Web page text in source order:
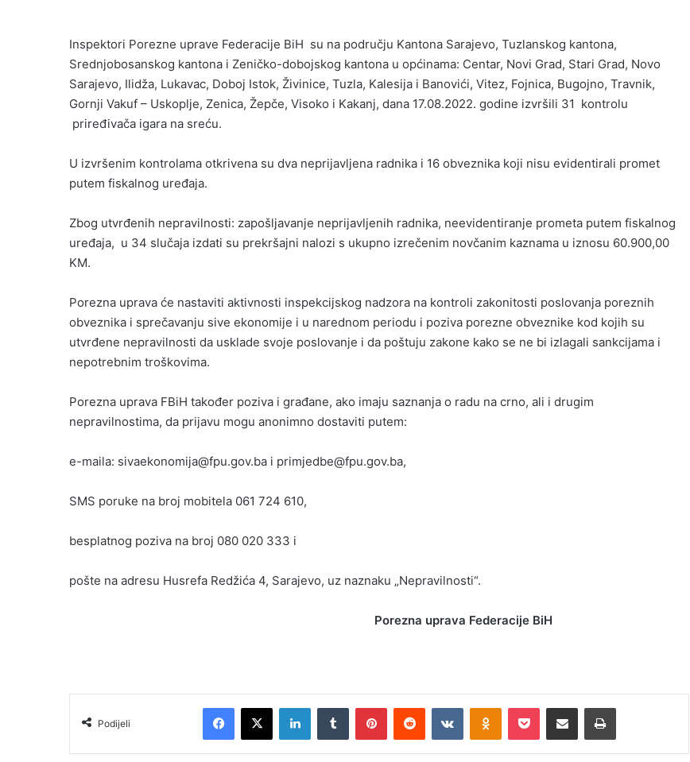
Inspektori Porezne uprave Federacije BiH su na području Kantona Sarajevo, Tuzlanskog kantona,
Srednjobosanskog kantona i Zeničko-dobojskog kantona u općinama: Centar, Novi Grad, Stari Grad, Novo
Sarajevo, Ilidža, Lukavac, Doboj Istok, Živinice, Tuzla, Kalesija i Banovići, Vitez, Fojnica, Bugojno, Travnik,
Gornji Vakuf – Uskoplje, Zenica, Žepče, Visoko i Kakanj, dana 17.08.2022. godine izvršili 31 kontrolu
priređivača igara na sreću.
U izvršenim kontrolama otkrivena su dva neprijavljena radnika i 16 obveznika koji nisu evidentirali promet
putem fiskalnog uređaja.
Zbog utvrđenih nepravilnosti: zapošljavanje neprijavljenih radnika, neevidentiranje prometa putem fiskalnog
uređaja, u 34 slučaja izdati su prekršajni nalozi s ukupno izrečenim novčanim kaznama u iznosu 60.900,00
KM.
Porezna uprava će nastaviti aktivnosti inspekcijskog nadzora na kontroli zakonitosti poslovanja poreznih
obveznika i sprečavanju sive ekonomije i u narednom periodu i poziva porezne obveznike kod kojih su
utvrđene nepravilnosti da usklade svoje poslovanje i da poštuju zakone kako se ne bi izlagali sankcijama i
nepotrebnim troškovima.
Porezna uprava FBiH također poziva i građane, ako imaju saznanja o radu na crno, ali i drugim
nepravilnostima, da prijavu mogu anonimno dostaviti putem:
e-maila: sivaekonomija@fpu.gov.ba i primjedbe@fpu.gov.ba,
SMS poruke na broj mobitela 061 724 610,
besplatnog poziva na broj 080 020 333 i
pošte na adresu Husrefa Redžića 4, Sarajevo, uz naznaku „Nepravilnosti“.
Porezna uprava Federacije BiH
Podijeli
Facebook
X LinkedInTumblr PinterestReddit VKontakteOdnoklassniki
Pocket Podijeli putem Emaila Print